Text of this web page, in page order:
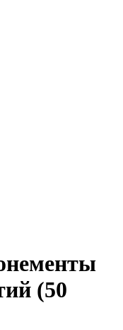
(50